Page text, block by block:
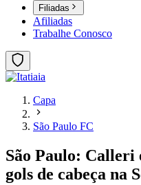
Filiadas
Afiliadas
Trabalhe Conosco
Capa
São Paulo FC
São Paulo: Calleri
gols de cabeça na